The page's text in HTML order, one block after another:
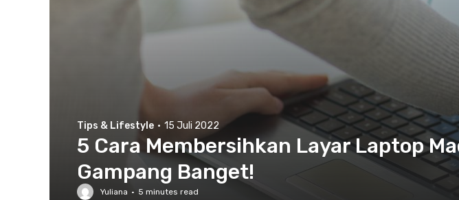
Tips & Lifestyle · 15 Juli 2022
5 Cara Membersihkan Layar Laptop
Gampang Banget!
Yuliana · 5 minutes read